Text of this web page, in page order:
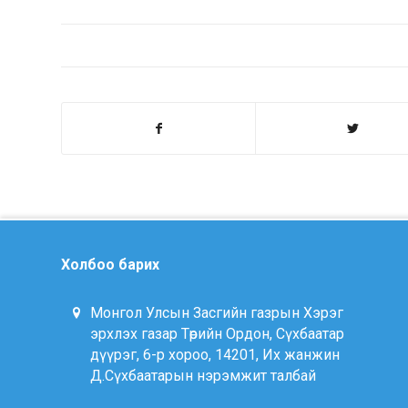
Холбоо барих
Монгол Улсын Засгийн газрын Хэрэг
эрхлэх газар Төрийн Ордон, Сүхбаатар
дүүрэг, 6-р хороо, 14201, Их жанжин
Д.Сүхбаатарын нэрэмжит талбай